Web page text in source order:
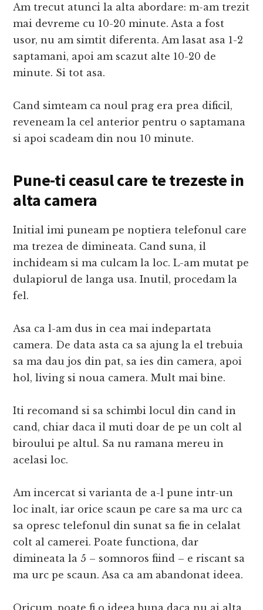
Am trecut atunci la alta abordare: m-am trezit
mai devreme cu 10-20 minute. Asta a fost
usor, nu am simtit diferenta. Am lasat asa 1-2
saptamani, apoi am scazut alte 10-20 de
minute. Si tot asa.
Cand simteam ca noul prag era prea dificil,
reveneam la cel anterior pentru o saptamana
si apoi scadeam din nou 10 minute.
Pune-ti ceasul care te trezeste in
alta camera
Initial imi puneam pe noptiera telefonul care
ma trezea de dimineata. Cand suna, il
inchideam si ma culcam la loc. L-am mutat pe
dulapiorul de langa usa. Inutil, procedam la
fel.
Asa ca l-am dus in cea mai indepartata
camera. De data asta ca sa ajung la el trebuia
sa ma dau jos din pat, sa ies din camera, apoi
hol, living si noua camera. Mult mai bine.
Iti recomand si sa schimbi locul din cand in
cand, chiar daca il muti doar de pe un colt al
biroului pe altul. Sa nu ramana mereu in
acelasi loc.
Am incercat si varianta de a-l pune intr-un
loc inalt, iar orice scaun pe care sa ma urc ca
sa opresc telefonul din sunat sa fie in celalat
colt al camerei. Poate functiona, dar
dimineata la 5 – somnoros fiind – e riscant sa
ma urc pe scaun. Asa ca am abandonat ideea.
Oricum, poate fi o ideea buna daca nu ai alta